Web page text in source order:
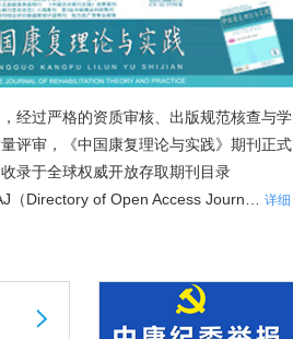
经过严格的资质审核、出版规范核查与学
评审，《中国康复理论与实践》期刊正式
录于全球权威开放存取期刊目录
（Directory of Open Access Journ… 详细